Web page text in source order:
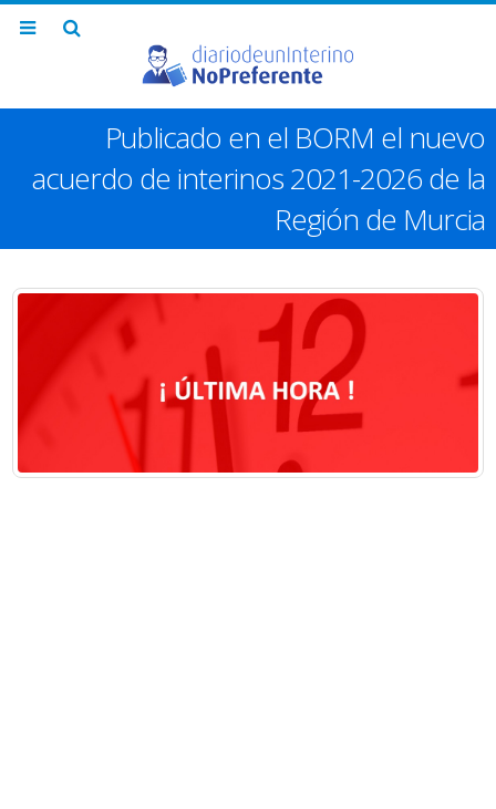
Publicado en el BORM el nuevo
acuerdo de interinos 2021-2026 de la
Región de Murcia